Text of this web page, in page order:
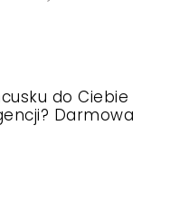
do Ciebie
Darmowa